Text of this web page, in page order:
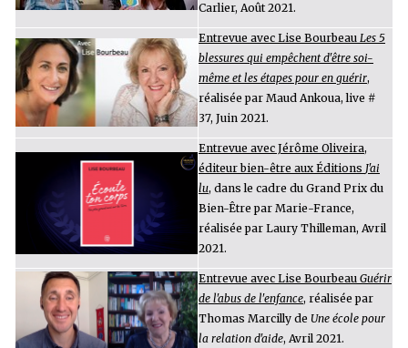
Carlier, Août 2021.
Entrevue avec Lise Bourbeau Les 5
blessures qui empêchent d'être soi-
même et les étapes pour en guérir,
réalisée par Maud Ankoua, live #
37, Juin 2021.
Entrevue avec Jérôme Oliveira,
éditeur bien-être aux Éditions J'ai
lu, dans le cadre du Grand Prix du
Bien-Être par Marie-France,
réalisée par Laury Thilleman, Avril
2021.
Entrevue avec Lise Bourbeau Guérir
de l'abus de l'enfance, réalisée par
Thomas Marcilly de Une école pour
la relation d'aide, Avril 2021.